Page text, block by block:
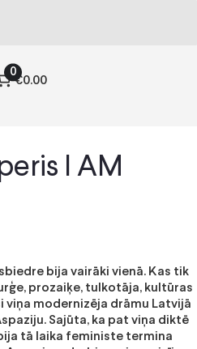
0
€0.00
I AM
bija vairāki vienā. Kas tik
prozaiķe, tulkotāja, kultūras
modernizēja drāmu Latvijā
Sajūta, ka pat viņa diktē
tā laika feministe termina